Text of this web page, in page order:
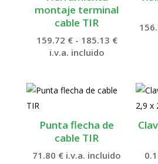
montaje terminal
cable TIR
159.72 € - 185.13 €Rango
159.72 €
hasta
185.13 €
i.v.a. incluido
Punta flecha de
cable TIR
71.80 € i.v.a. incluido